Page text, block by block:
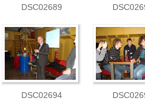
DSC02689
DSC02694